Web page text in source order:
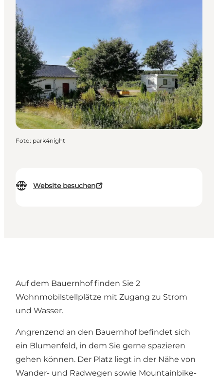
Website besuchen
Foto: park4night
Auf dem Bauernhof finden Sie 2
Wohnmobilstellplätze mit Zugang zu Strom
und Wasser.
Angrenzend an den Bauernhof befindet sich
ein Blumenfeld, in dem Sie gerne spazieren
gehen können. Der Platz liegt in der Nähe von
Wander- und Radwegen sowie Mountainbike-